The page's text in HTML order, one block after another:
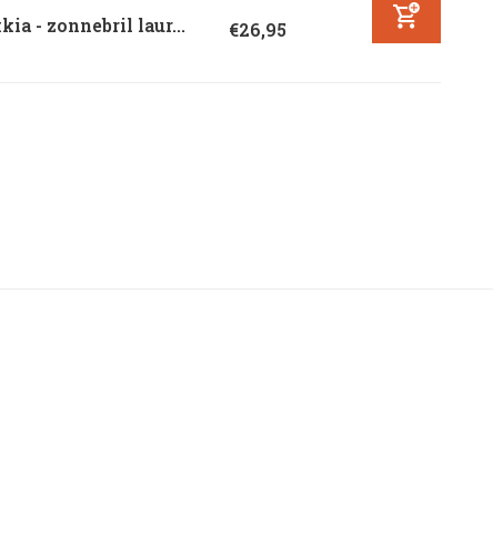
- zonnebril laur... €26,95